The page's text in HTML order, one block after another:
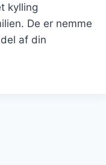
kylling
De er nemme
af din